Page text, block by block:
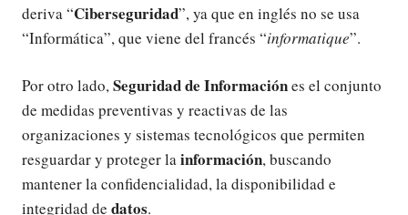
deriva “Ciberseguridad”, ya que en inglés no se usa
“Informática”, que viene del francés “informatique”.
Por otro lado,Seguridad de Informaciónes el conjunto
de medidas preventivas y reactivas de las
organizaciones y sistemas tecnológicos que permiten
resguardar y proteger lainformación, buscando
mantener la confidencialidad, la disponibilidad e
integridad de datos.